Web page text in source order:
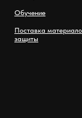
Обучение
Поставка
защиты